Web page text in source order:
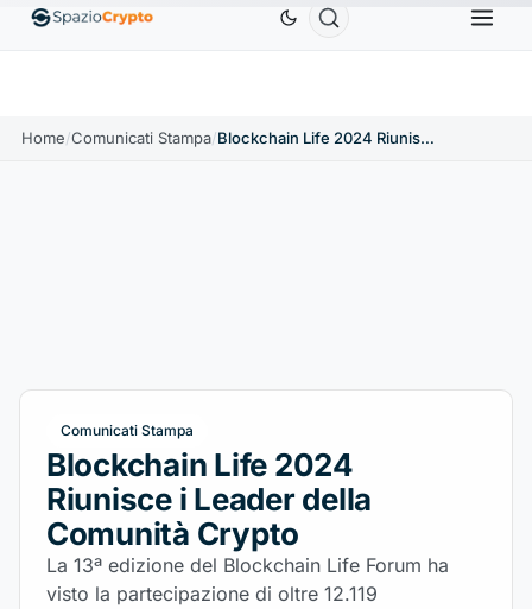
EthereumETH1.880,58 USD TetherUSDT 0,9991 USD BNBBNB
Home/Comunicati Stampa/ Blockchain Life 2024 Riunisce i Leader della Comunità Crypto
Comunicati Stampa
Blockchain Life 2024
Riunisce i Leader della
Comunità Crypto
La 13ª edizione del Blockchain Life Forum ha
visto la partecipazione di oltre 12.119